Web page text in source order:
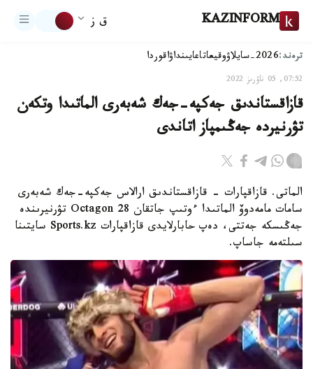
KAZINFORM ق ز
ترەند:2026-سايلاۋ وقيعاتاعايىنداۋاقوردا
07:52, 05 ناۋرىز 2022
قازاقستاندىق جەكپە-جەك شەبەرى الماتىدا وتكەن
تۋرنيردە جەڭىمپاز اتاندى
الماتى. قازاقپارات - قازاقستاندىق ارالاس جەكپە-جەك شەبەرى
سامات مامەدوۆ الماتىدا ءوتىپ جاتقان Octagon 28 تۋرنيرىندە
جەڭىسكە جەتتى، دەپ حابارلايدى قازاقپارات Sports.kz سايتىنا
سىلتەمە جاساپ.